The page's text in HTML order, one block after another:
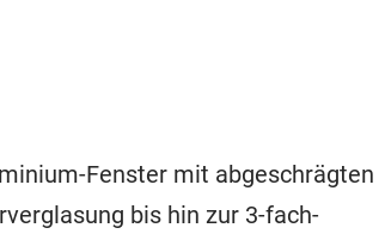
Fenster mit abgeschrägten
bis hin zur 3-fach-